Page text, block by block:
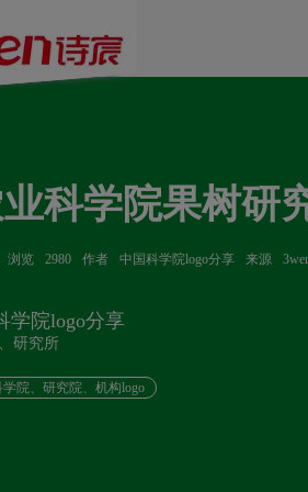
科学院果树研
浏览 2980 作者 中国科学院logo分享 来源
学院logo分享
研究所
学院、研究院、机构logo